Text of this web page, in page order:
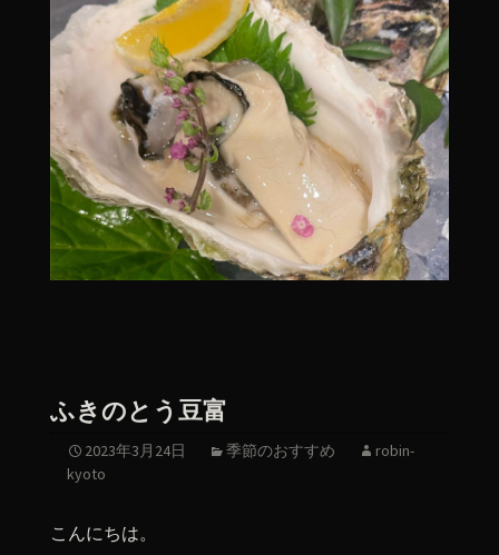
ふきのとう豆富
2023年3月24日 季節のおすすめ
robin-
kyoto
こんにちは。